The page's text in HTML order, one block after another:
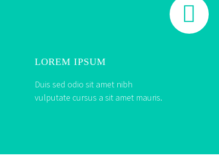


LOREM IPSUM
Duis sed odio sit amet nibh
vulputate cursus a sit amet mauris.